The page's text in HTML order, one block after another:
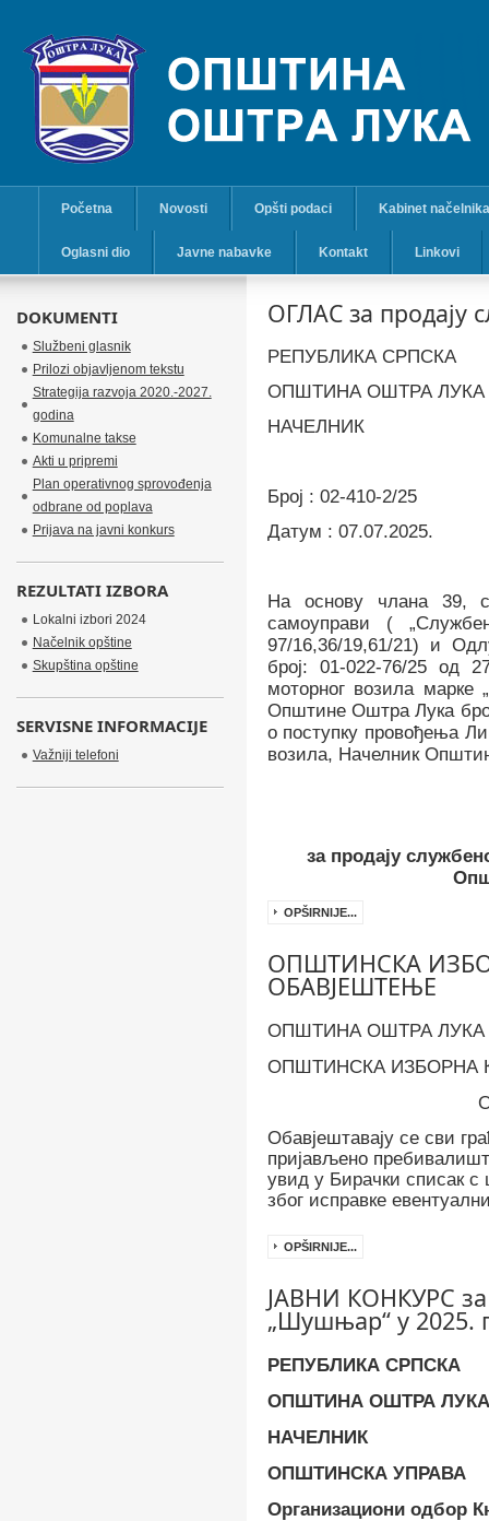
Početna Novosti Opšti podaci Kabinet načelnika
Oglasni dio Javne nabavke Kontakt Linkovi
ОГЛАС за продају
РЕПУБЛИКА СРПСКА
ОПШТИНА ОШТРА ЛУКА
НАЧЕЛНИК
Број : 02-410-2/25
Датум : 07.07.2025.
На основу члана 39,
самоуправи (
97/16,36/19,61/21) и
број: 01-022-76/25од
моторног возила марке „
Општине Оштра Лука
о поступку провођења
возила, Начелник
за продају
OPŠIRNIJE...
ОПШТИНСКА
ОБАВЈЕШТЕЊЕ
ОПШТИНА ОШТРА ЛУКА
ОПШТИНСКА ИЗБОРНА
Обавјештавају се сви
пријављено
увид у Бирачки списак с
због исправке
OPŠIRNIJE...
ЈАВНИ КОНКУРС
„Шушњар“ у 2025.
РЕПУБЛИКА СРПСКА
ОПШТИНА ОШТРА ЛУКА
НАЧЕЛНИК
OПШТИНСКА УПРАВА
Организациони одбор
DOKUMENTI
Službeni glasnik
Prilozi objavljenom tekstu
Strategija razvoja 2020.-2027.
godina
Komunalne takse
Akti u pripremi
Plan operativnog sprovođenja
odbrane od poplava
Prijava na javni konkurs
REZULTATI IZBORA
Lokalni izbori 2024
Načelnik opštine
Skupština opštine
SERVISNE INFORMACIJE
Važniji telefoni